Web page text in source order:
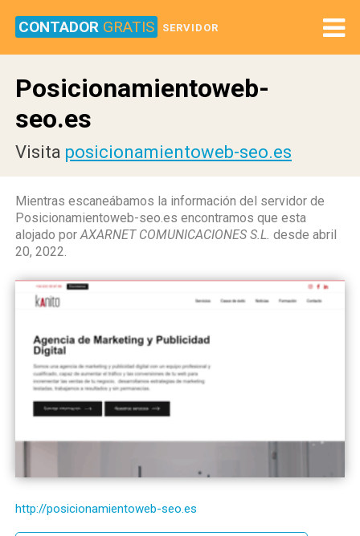
CONTADOR GRATIS SERVIDOR
Posicionamientoweb-
seo.es
Visita posicionamientoweb-seo.es
Mientras escaneábamos la información del servidor de
Posicionamientoweb-seo.es encontramos que esta
alojado porAXARNET COMUNICACIONES S.L. desde abril
20, 2022.
http://posicionamientoweb-seo.es